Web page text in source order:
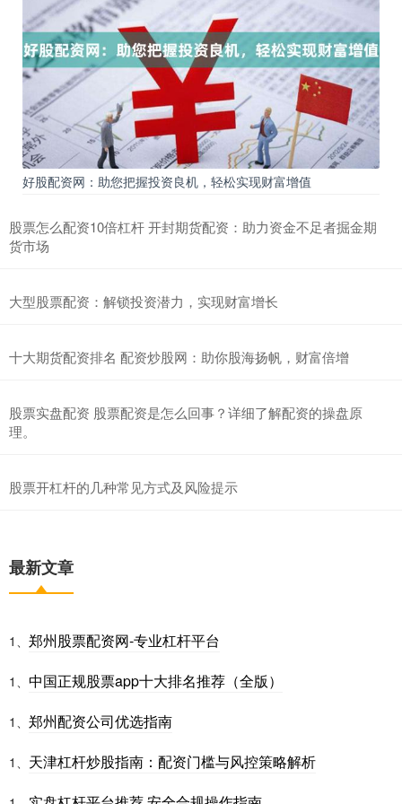
好股配资网：助您把握投资良机，轻松实现财富增值
股票怎么配资10倍杠杆 开封期货配资：助力资金不足者掘金期
货市场
大型股票配资：解锁投资潜力，实现财富增长
十大期货配资排名 配资炒股网：助你股海扬帆，财富倍增
股票实盘配资 股票配资是怎么回事？详细了解配资的操盘原
理。
股票开杠杆的几种常见方式及风险提示
最新文章
1、 郑州股票配资网-专业杠杆平台
1、 中国正规股票app十大排名推荐（全版）
1、 郑州配资公司优选指南
1、 天津杠杆炒股指南：配资门槛与风控策略解析